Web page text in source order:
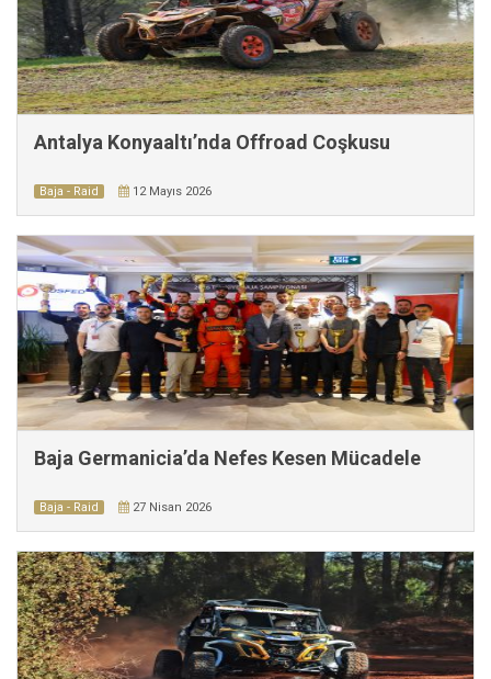
Antalya Konyaaltı’nda Offroad Coşkusu
Baja - Raid 12 Mayıs 2026
Baja Germanicia’da Nefes Kesen Mücadele
Baja - Raid 27 Nisan 2026